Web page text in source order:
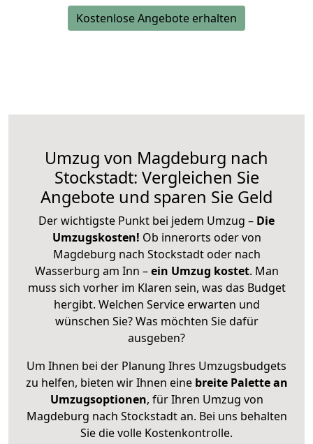
Kostenlose Angebote erhalten
Umzug von Magdeburg nach
Stockstadt: Vergleichen Sie
Angebote und sparen Sie Geld
Der wichtigste Punkt bei jedem Umzug – Die
Umzugskosten! Ob innerorts oder von
Magdeburg nach Stockstadt oder nach
Wasserburg am Inn –ein Umzug kostet. Man
muss sich vorher im Klaren sein, was das Budget
hergibt. Welchen Service erwarten und
wünschen Sie? Was möchten Sie dafür
ausgeben?
Um Ihnen bei der Planung Ihres Umzugsbudgets
zu helfen, bieten wir Ihnen eine breite Palette an
Umzugsoptionen, für Ihren Umzug von
Magdeburg nach Stockstadt an. Bei uns behalten
Sie die volle Kostenkontrolle.